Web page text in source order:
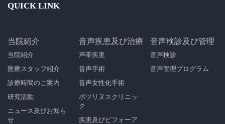
QUICK LINK
当院紹介
当院紹介
医療スタッフ紹介
診療時間のご案内
研究活動
ニュース及びお知ら
せ
音声疾患及び治療
声帯疾患
音声手術
音声女性化手術
ボツリヌスクリニッ
ク
疾患及びビフォーア
音声検診及び管理
音声検診
音声管理プログラム